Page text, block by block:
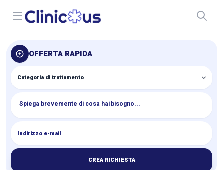
Open menu
OFFERTA RAPIDA
CREA RICHIESTA